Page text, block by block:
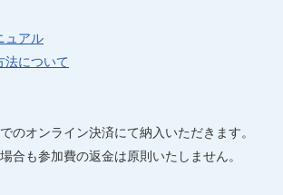
ュアル
法について
のオンライン決済にて納入いただきます。
合も参加費の返金は原則いたしません。